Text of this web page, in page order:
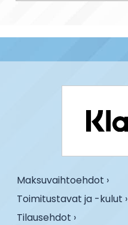
Maksuvaihtoehdot ›
Toimitustavat ja -kulut ›
Tilausehdot ›